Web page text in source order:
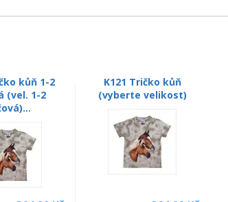
kůň 1-2
(vel. 1-2
K121 Tričko kůň
(vyberte velikost)